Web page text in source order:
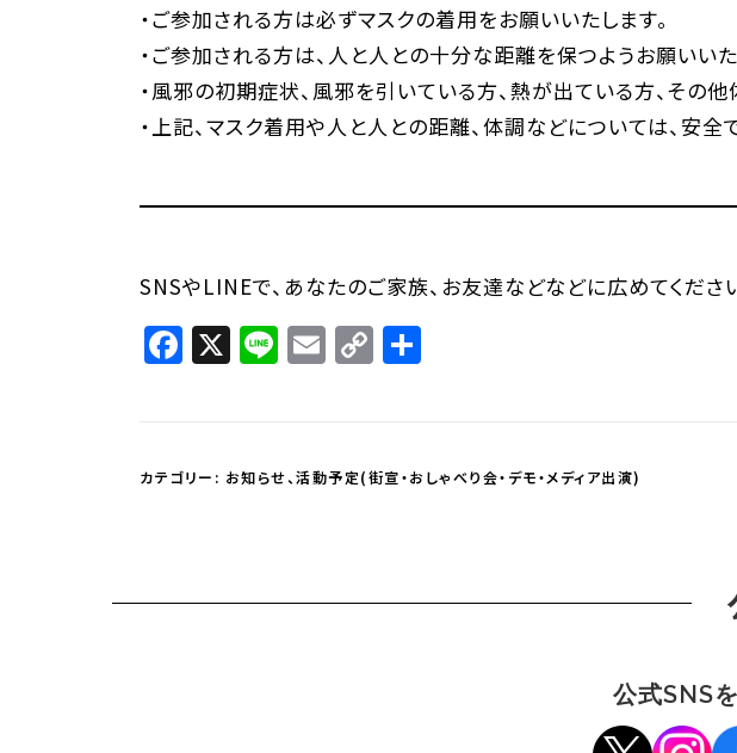
・ご参加される方は必ずマスクの着用をお願いいたします。
・ご参加される方は、人と人との十分な距離を保つようお願いいた
・風邪の初期症状、風邪を引いている方、熱が出ている方、その
・上記、マスク着用や人と人との距離、体調などについては、安
SNSやLINEで、あなたのご家族、お友達などなどに広めてくださ
Facebook
X LineEmail
Copy
Link
カテゴリー: お知らせ、活動予定(街宣・おしゃべり会・デモ・メディア出演)
公式SNS